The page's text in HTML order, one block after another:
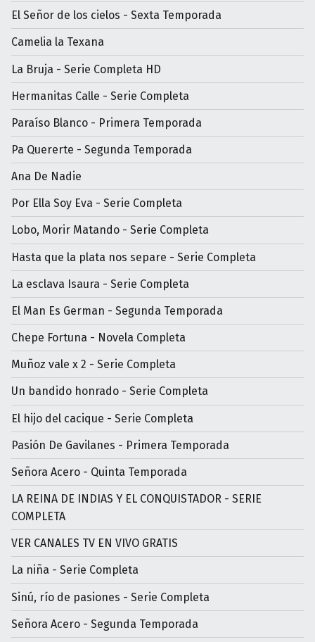
El Señor de los cielos - Sexta Temporada
Camelia la Texana
La Bruja - Serie Completa HD
Hermanitas Calle - Serie Completa
Paraíso Blanco - Primera Temporada
Pa Quererte - Segunda Temporada
Ana De Nadie
Por Ella Soy Eva - Serie Completa
Lobo, Morir Matando - Serie Completa
Hasta que la plata nos separe - Serie Completa
La esclava Isaura - Serie Completa
El Man Es German - Segunda Temporada
Chepe Fortuna - Novela Completa
Muñoz vale x 2 - Serie Completa
Un bandido honrado - Serie Completa
El hijo del cacique - Serie Completa
Pasión De Gavilanes - Primera Temporada
Señora Acero - Quinta Temporada
LA REINA DE INDIAS Y EL CONQUISTADOR - SERIE
COMPLETA
VER CANALES TV EN VIVO GRATIS
La niña - Serie Completa
Sinú, río de pasiones - Serie Completa
Señora Acero - Segunda Temporada